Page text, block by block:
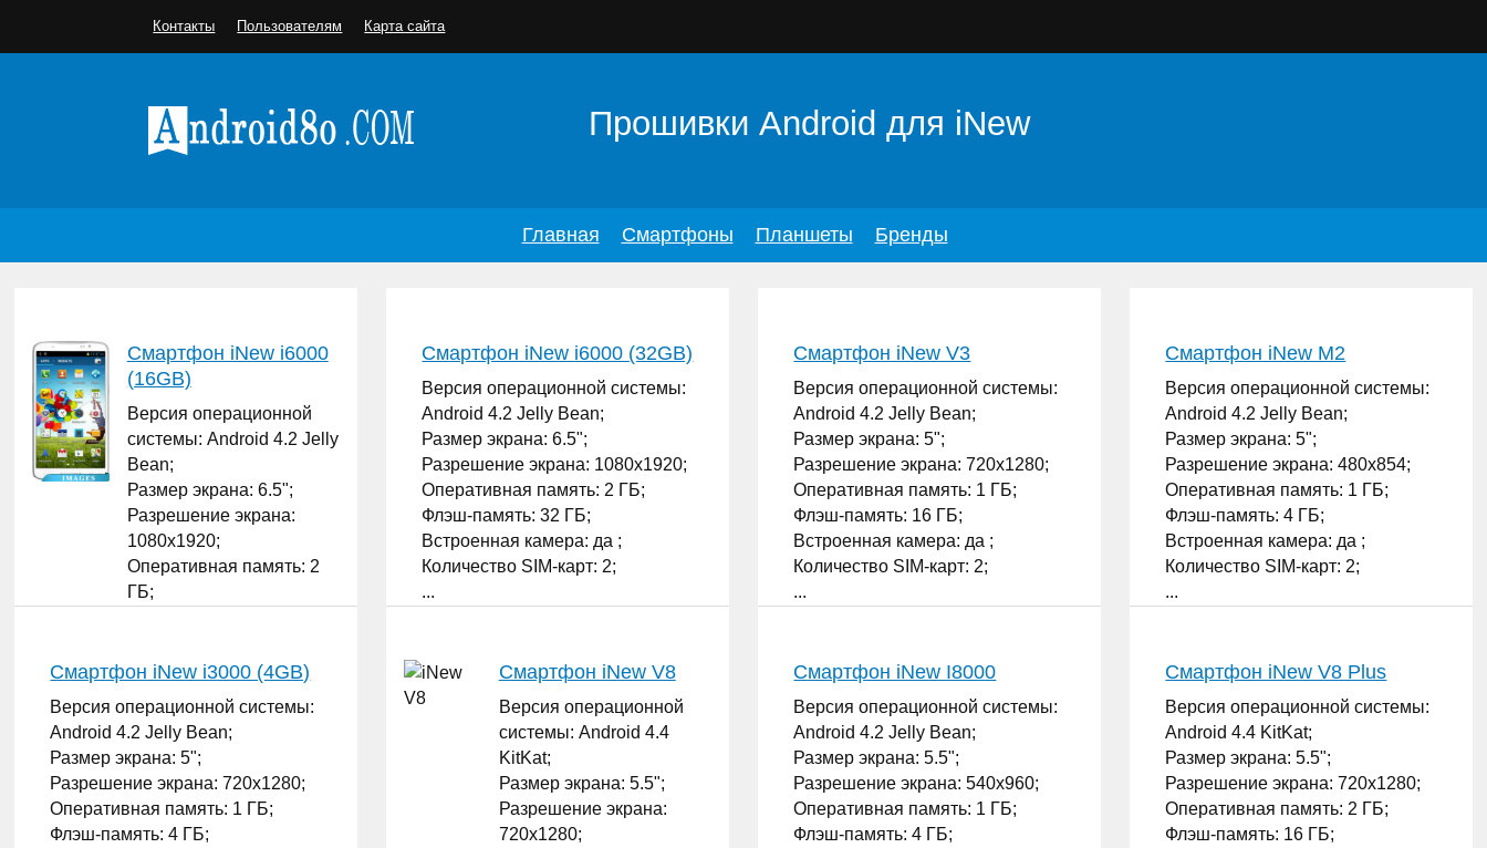
Прошивки Android для iNew
Главная Смартфоны Планшеты Бренды
Смартфон iNew i6000
(16GB)
Версия операционной
системы: Android 4.2 Jelly
Bean;
Размер экрана: 6.5";
Разрешение экрана:
1080x1920;
Оперативная память: 2
ГБ;
Количество SIM-карт: 2;
Смартфон iNew i6000 (32GB)
Версия операционной системы:
Android 4.2 Jelly Bean;
Размер экрана: 6.5";
Разрешение экрана: 1080x1920;
Оперативная память: 2 ГБ;
Флэш-память: 32 ГБ;
Встроенная камера: да ;
Количество SIM-карт: 2;
...
Смартфон iNew V3
Версия операционной системы:
Android 4.2 Jelly Bean;
Размер экрана: 5";
Разрешение экрана: 720x1280;
Оперативная память: 1 ГБ;
Флэш-память: 16 ГБ;
Встроенная камера: да ;
Количество SIM-карт: 2;
...
Смартфон iNew M2
Версия операционной системы:
Android 4.2 Jelly Bean;
Размер экрана: 5";
Разрешение экрана: 480x854;
Оперативная память: 1 ГБ;
Флэш-память: 4 ГБ;
Встроенная камера: да ;
Количество SIM-карт: 2;
...
Смартфон iNew i3000 (4GB)
Версия операционной системы:
Android 4.2 Jelly Bean;
Размер экрана: 5";
Разрешение экрана: 720x1280;
Оперативная память: 1 ГБ;
Флэш-память: 4 ГБ;
Смартфон iNew V8
Версия операционной
системы: Android 4.4
KitKat;
Размер экрана: 5.5";
Разрешение экрана:
720x1280;
Смартфон iNew I8000
Версия операционной системы:
Android 4.2 Jelly Bean;
Размер экрана: 5.5";
Разрешение экрана: 540x960;
Оперативная память: 1 ГБ;
Флэш-память: 4 ГБ;
Смартфон iNew V8 Plus
Версия операционной системы:
Android 4.4 KitKat;
Размер экрана: 5.5";
Разрешение экрана: 720x1280;
Оперативная память: 2 ГБ;
Флэш-память: 16 ГБ;
Контакты Пользователям Карта сайта